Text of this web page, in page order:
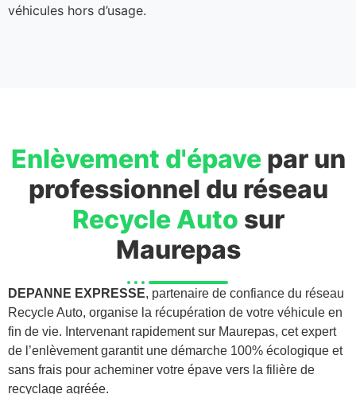
véhicules hors d’usage.
Enlèvement d'épavepar un
professionnel du réseau
Recycle Auto sur
Maurepas
DEPANNE EXPRESSE, partenaire de confiance du réseau
Recycle Auto, organise la récupération de votre véhicule en
fin de vie. Intervenant rapidement sur Maurepas, cet expert
de l’enlèvement garantit une démarche 100% écologique et
sans frais pour acheminer votre épave vers la filière de
recyclage agréée.